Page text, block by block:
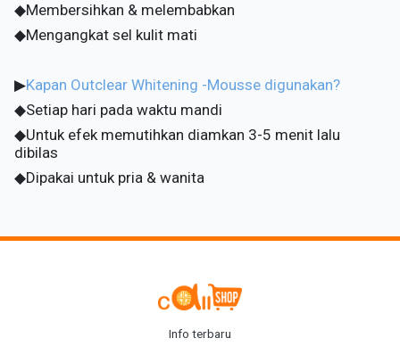
◆Membersihkan & melembabkan
◆Mengangkat sel kulit mati
▶Kapan Outclear Whitening -Mousse digunakan?
◆Setiap hari pada waktu mandi
◆Untuk efek memutihkan diamkan 3-5 menit lalu
dibilas
◆Dipakai untuk pria & wanita
Info terbaru